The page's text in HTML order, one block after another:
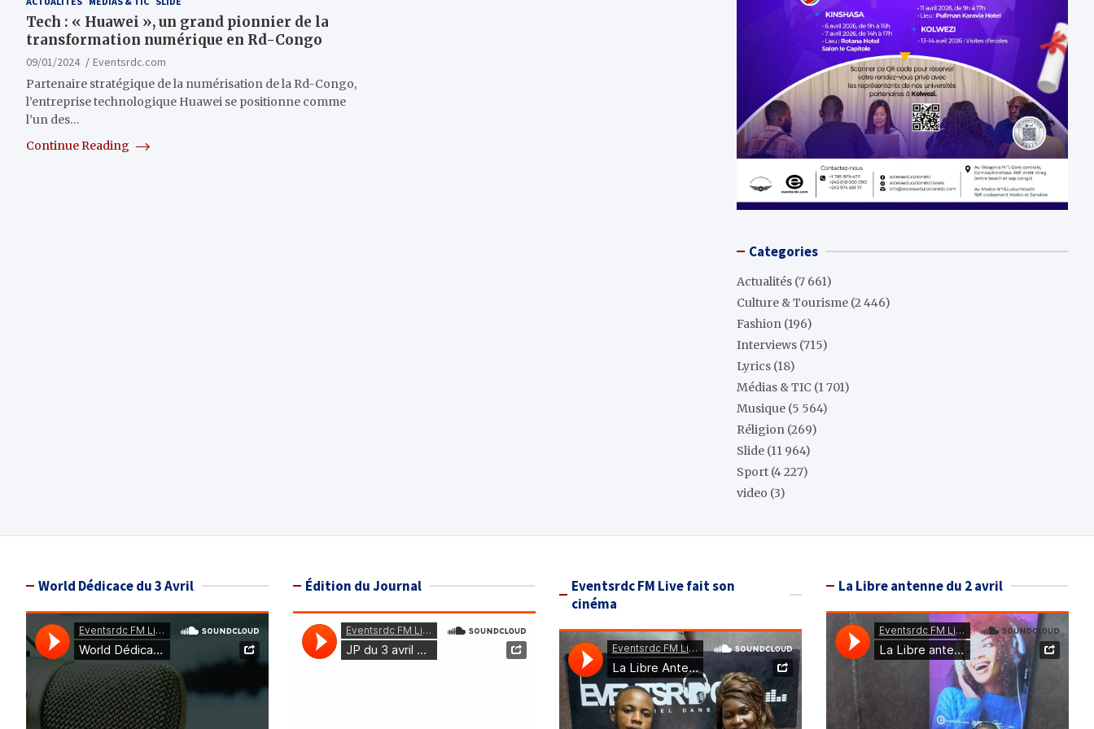
Tech : « Huawei », un grand pionnier de la
transformation numérique en Rd-Congo
09/01/2024
Eventsrdc.com
Partenaire stratégique de la numérisation de la Rd-Congo,
l’entreprise technologique Huawei se positionne comme
l’un des…
Continue Reading
Categories
Actualités (7 661)
Culture & Tourisme (2 446)
Fashion (196)
Interviews (715)
Lyrics (18)
Médias & TIC (1 701)
Musique (5 564)
Réligion (269)
Slide (11 964)
Sport (4 227)
video (3)
World Dédicace du 3 Avril Édition du Journal
Eventsrdc FM Live fait son
cinéma
La Libre antenne du 2 avril